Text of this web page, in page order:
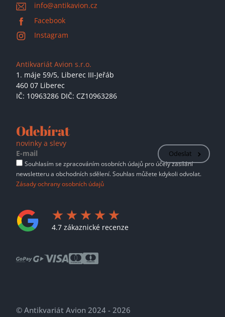
info@antikavion.cz
Facebook
Instagram
Antikvariát Avion s.r.o.
1. máje 59/5, Liberec III-Jeřáb
460 07 Liberec
IČ: 10963286 DIČ: CZ10963286
Odebírat
novinky a slevy
Odeslat
Souhlasím se zpracováním osobních údajů pro účely zasílání
newsletteru a obchodních sdělení. Souhlas můžete kdykoli odvolat.
Zásady ochrany osobních údajů
4.7 zákaznické recenze
© Antikvariát Avion 2024 - 2026